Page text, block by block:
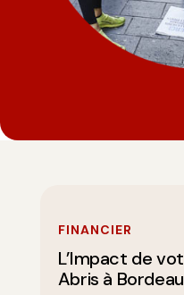
FINANCIER
L’Impact de
Abris à